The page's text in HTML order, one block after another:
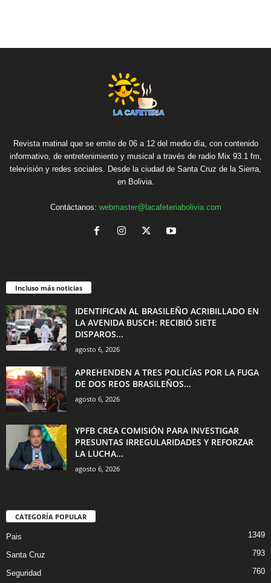
Revista matinal que se emite de 06 a 12 del medio día, con contenido
informativo, de entretenimiento y musical a través de radio Mix 93.1 fm,
televisión y redes sociales. Desde la ciudad de Santa Cruz de la Sierra,
en Bolivia.
Contáctanos: webmaster@lacafeteriabolivia.com
Incluso más noticias
IDENTIFICAN AL BRASILEÑO ACRIBILLADO EN
LA AVENIDA BUSCH: RECIBIÓ SIETE
DISPAROS...
agosto 6, 2026
APREHENDEN A TRES POLICÍAS POR LA FUGA
DE DOS REOS BRASILEÑOS...
agosto 6, 2026
YPFB CREA COMISIÓN PARA INVESTIGAR
PRESUNTAS IRREGULARIDADES Y REFORZAR
LA LUCHA...
agosto 6, 2026
CATEGORÍA POPULAR
Pais 1349
Santa Cruz 793
Seguridad 760